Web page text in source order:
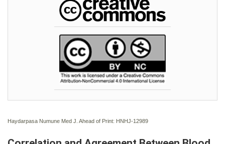
Haydarpasa Numune Med J. Ahead of Print: HNHJ-12989